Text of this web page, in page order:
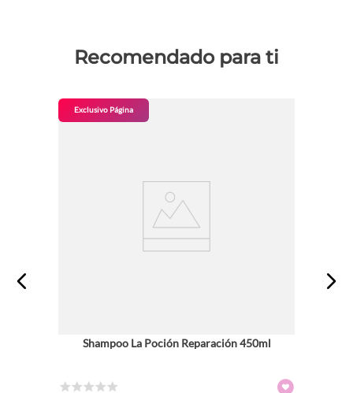
Recomendado para ti
Exclusivo Página
Shampoo La Poción Reparación 450ml